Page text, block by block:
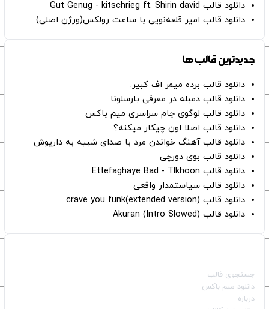
دانلود قالب Gut Genug - kitschrieg ft. Shirin david
دانلود قالب امیر قلعه‌نویی با ساعت رولکس(ورژن اصلی)
جدیدترین قالب‌ها
دانلود قالب برده میمر اف کبیر:
دانلود قالب دمبله در معرفی بارسلونا
دانلود قالب لوگوی جام سراسری میم باکس
دانلود قالب اصلا اون چیکار میکنه؟
دانلود قالب آهنگ خواندن مرد با صدای شبیه به داریوش
دانلود قالب بوی دورچی
دانلود قالب Ettefaghaye Bad - Tlkhoon
دانلود قالب سیاستمدار واقعی
دانلود قالب crave you funk(extended version)
دانلود قالب (Intro Slowed) Akuran
جستجوی قالب
دانلود میم باکس
درباره